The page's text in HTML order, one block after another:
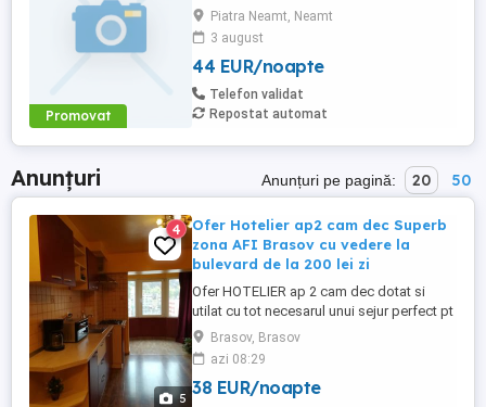
Promovat
in Dărmănești nr 80, bl K10, scara A, ap 33
Piatra Neamt, Neamt
3 august
44 EUR/noapte
Telefon validat
Repostat automat
Anunțuri Anunțuri pe pagină: 20 50
5
4
Ofer Hotelier ap2 cam dec Superb
zona AFI Brasov cu vedere la
bulevard de la 200 lei zi
Ofer HOTELIER ap 2 cam dec dotat si
utilat cu tot necesarul unui sejur perfect pt
2 pers. Apartamentul este situat intr-o
zona superba cu supermacheturi si
supermagazinul AFI Brasov cu vedere
spre bulevard .Pretul este functie de nr
Brasov, Brasov
azi 08:29
38 EUR/noapte